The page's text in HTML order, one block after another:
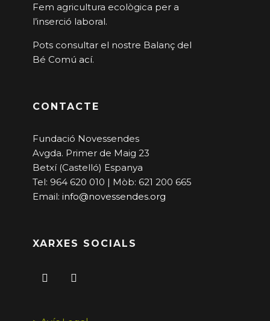
Fem agricultura ecològica per a
l’inserció laboral.
Pots consultar el nostre Balanç del
Bé Comú ací.
CONTACTE
Fundació Novessendes
Avgda. Primer de Maig 23
Betxí (Castelló) Espanya
Tel: 964 620 010 | Mòb: 621 200 665
Email: info@novessendes.org
XARXES SOCIALS